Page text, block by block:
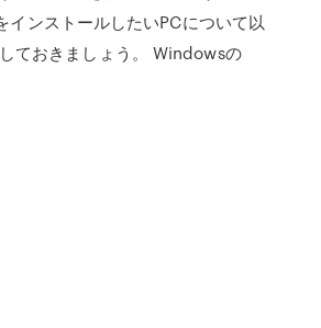
インストールしたいPCについて以
ておきましょう。 Windowsの